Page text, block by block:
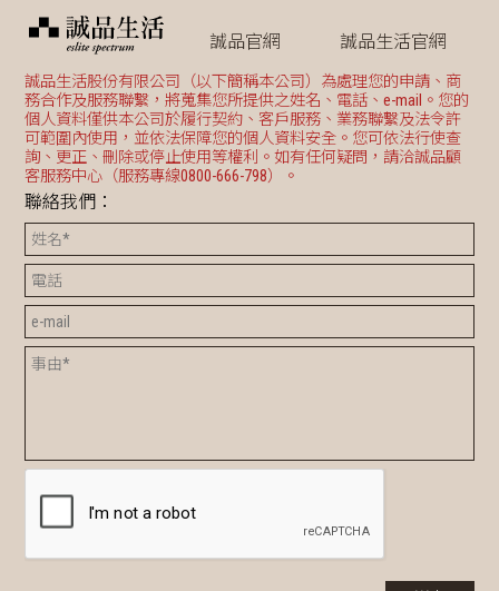
誠品官網 誠品生活官網
誠品生活股份有限公司（以下簡稱本公司）為處理您的申請、商
務合作及服務聯繫，將蒐集您所提供之姓名、電話、e-mail。您的
個人資料僅供本公司於履行契約、客戶服務、業務聯繫及法令許
可範圍內使用，並依法保障您的個人資料安全。您可依法行使查
詢、更正、刪除或停止使用等權利。如有任何疑問，請洽誠品顧
客服務中心（服務專線0800-666-798）。
聯絡我們：